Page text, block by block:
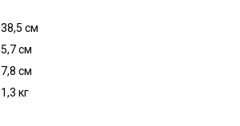
38,5 см
5,7 см
7,8 см
1,3 кг